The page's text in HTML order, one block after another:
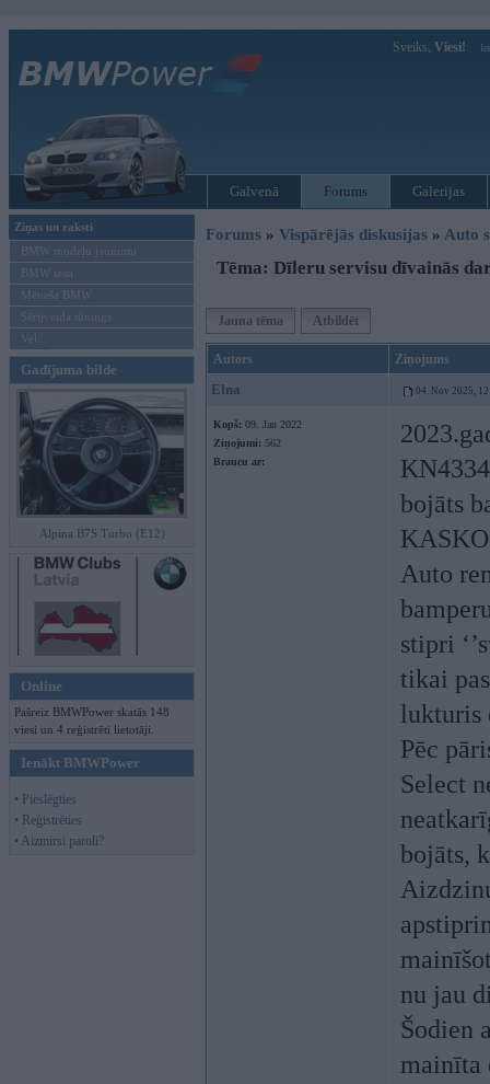
Sveiks, Viesi!
Galvenā Forums Galerijas
Ziņas un raksti
BMW modeļu jaunumi
BMW testi
Mēneša BMW
Sērijveida tūnings
Vel...
Gadījuma bilde
Alpina B7S Turbo (E12)
Online
Pašreiz BMWPower skatās 148
viesi un 4 reģistrēti lietotāji.
Ienākt BMWPower
• Pieslēgties
• Reģistrēties
• Aizmirsi paroli?
Forums » Vispārējās diskusijas » Auto
Tēma: Dīleru servisu dīvainās
Jauna tēma Atbildēt
Autors Ziņojums
Elna 04. Nov 2025,
Kopš: 09. Jan 2022
Ziņojumi: 562
Braucu ar:
bojāts
Auto
stipri
tikai
lukturis
Pēc
Select
bojāts,
nu jau
Šodien
mainīta